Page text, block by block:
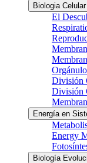
Biologia Celular
El
División
División
Energía en
Energy
Biología